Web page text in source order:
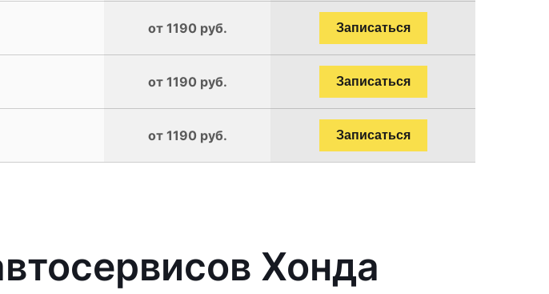
от 1190 руб. Записаться
от 1190 руб. Записаться
от 1190 руб. Записаться
Хонда